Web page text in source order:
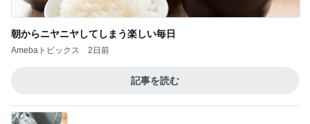
朝からニヤニヤしてしまう楽しい毎日
Amebaトピックス 2日前
記事を読む